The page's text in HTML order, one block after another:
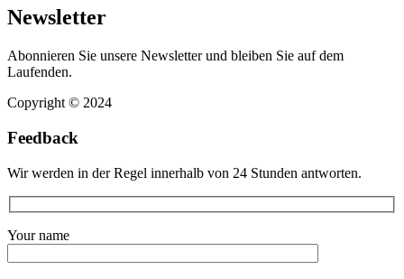
Newsletter
Abonnieren Sie unsere Newsletter und bleiben Sie auf dem
Laufenden.
Copyright © 2024
Feedback
Wir werden in der Regel innerhalb von 24 Stunden antworten.
Your name